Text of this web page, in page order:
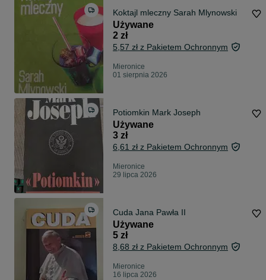
Koktajl mleczny Sarah Mlynowski
Używane
2 zł
5,57 zł z Pakietem Ochronnym
Mieronice
01 sierpnia 2026
Potiomkin Mark Joseph
Używane
3 zł
6,61 zł z Pakietem Ochronnym
Mieronice
29 lipca 2026
Cuda Jana Pawła II
Używane
5 zł
8,68 zł z Pakietem Ochronnym
Mieronice
16 lipca 2026